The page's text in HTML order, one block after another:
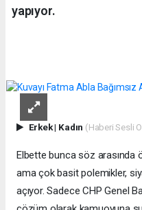
yapıyor.
Erkek| Kadın (Haberi Sesli
Elbette bunca söz arasında
ama çok basit polemikler,
açıyor. Sadece CHP Genel